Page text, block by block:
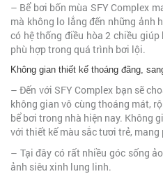
– Bể bơi bốn mùa SFY Complex
mà không lo lắng đến những ảnh
có hệ thống điều hòa 2 chiều
phù hợp trong quá trình bơi lội.
Không gian thiết kế thoáng đãng,
– Đến với SFY Complex bạn sẽ
không gian vô cùng thoáng mát,
bể bơi trong nhà hiện nay. Không
với thiết kế màu sắc tươi trẻ,
– Tại đây có rất nhiều góc sống
ảnh siêu xinh lung linh.